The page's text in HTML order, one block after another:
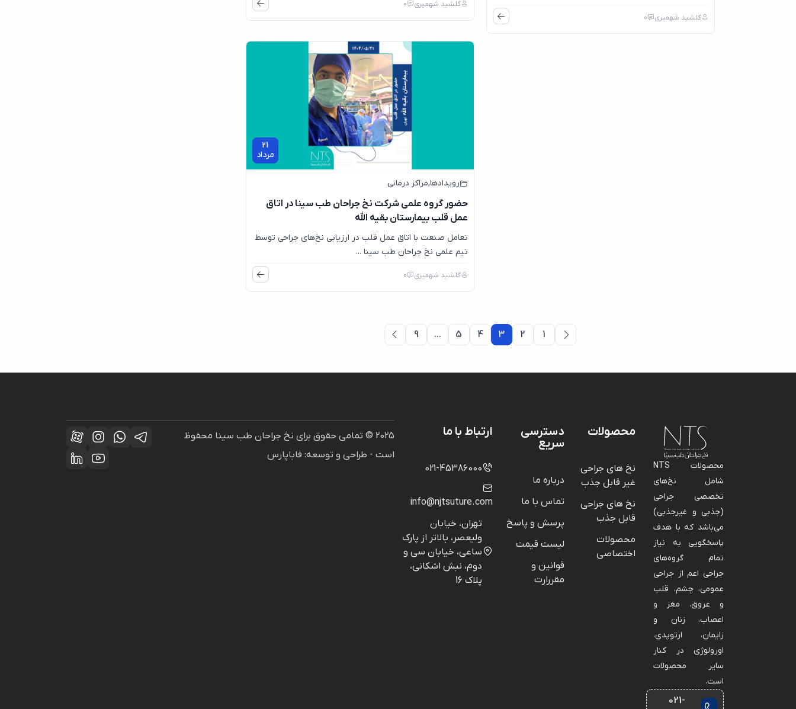
گلشید شهمیری 0
گلشید شهمیری 0
21
مرداد
رویدادها,مراکز درمانی
حضور گروه علمی شرکت نخ جراحان طب سینا در اتاق
عمل قلب بیمارستان بقیه الله
تعامل صنعت با اتاق عمل قلب در ارزیابی نخ‌های جراحی توسط
تیم علمی نخ جراحان طب سینا ...
گلشید شهمیری 0
1
2
3
4
5
…
9
محصولات NTS
شامل نخ‌های
تخصصی جراحی
(جذبی و غیرجذبی)
می‌باشد که با هدف
پاسخگویی به نیاز
تمام گروه‌های
جراحی اعم از جراحی
عمومی، چشم، قلب
و عروق، مغز و
اعصاب، زنان و
زایمان، ارتوپدی،
اورولوژی در کنار
سایر محصولات
است.
021-
محصولات
نخ های جراحی
غیر قابل جذب
نخ های جراحی
قابل جذب
محصولات
اختصاصی
دسترسی
سریع
درباره ما
تماس با ما
پرسش و پاسخ
لیست قیمت
قوانین و
مقررارت
ارتباط با ما
021-45386000
info@njtsuture.com
تهران، خیابان
ولیعصر، بالاتر از پارک
ساعی، خیابان سی و
دوم، نبش اشکانی،
پلاک 16
2025 © تمامی حقوق برای نخ جراحان طب سینا محفوظ
است - طراحی و توسعه: فاباپارس